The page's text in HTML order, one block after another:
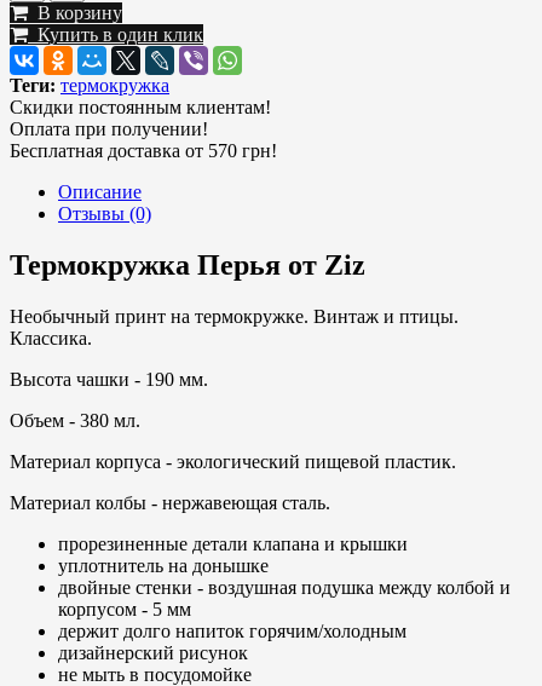
В корзину
Купить в один клик
Теги: термокружка
Скидки постоянным клиентам!
Оплата при получении!
Бесплатная доставка от 570 грн!
Описание
Отзывы (0)
Термокружка Перья от Ziz
Необычный принт на термокружке. Винтаж и птицы.
Классика.
Высота чашки - 190 мм.
Объем - 380 мл.
Материал корпуса - экологический пищевой пластик.
Материал колбы - нержавеющая сталь.
прорезиненные детали клапана и крышки
уплотнитель на донышке
двойные стенки - воздушная подушка между колбой и
корпусом - 5 мм
держит долго напиток горячим/холодным
дизайнерский рисунок
не мыть в посудомойке